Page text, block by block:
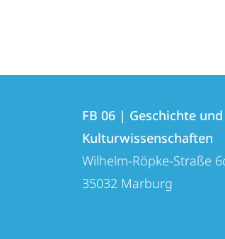
Informationen
FB
06
|
FB 06 | Geschichte und
Kulturwissenschaften
Wilhelm-Röpke-Straße
35032 Marburg